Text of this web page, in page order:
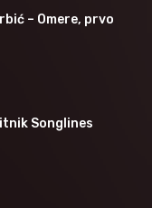
– Omere, prvo
Songlines